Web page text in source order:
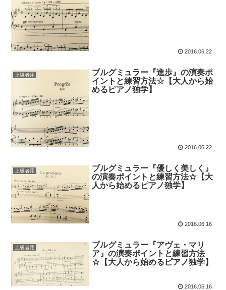
2016.06.22
上級者用
ブルグミュラー『進歩』の演奏ポ
イントと練習方法☆【大人から始
めるピアノ独学】
2016.06.22
上級者用
ブルグミュラー『優しく美しく』
の演奏ポイントと練習方法☆【大
人から始めるピアノ独学】
2016.06.16
上級者用
ブルグミュラー『アヴェ・マリ
ア』の演奏ポイントと練習方法
☆【大人から始めるピアノ独学】
2016.06.16